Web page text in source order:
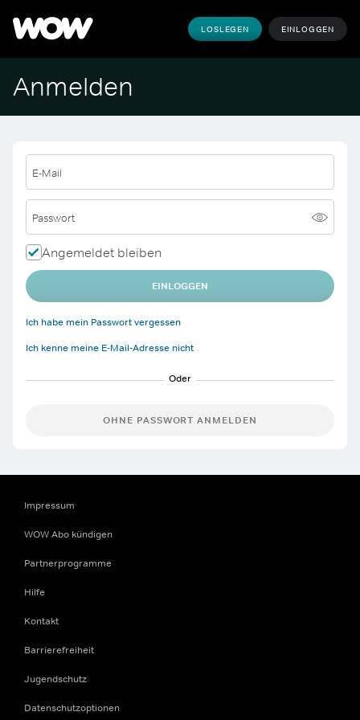
LOSLEGEN EINLOGGEN
Anmelden
E-Mail
Passwort
Angemeldet bleiben
EINLOGGEN
Ich habe mein Passwort vergessen
Ich kenne meine E-Mail-Adresse nicht
OHNE PASSWORT ANMELDEN
Impressum
WOW Abo kündigen
Partnerprogramme
Hilfe
Kontakt
Barrierefreiheit
Jugendschutz
Datenschutzoptionen